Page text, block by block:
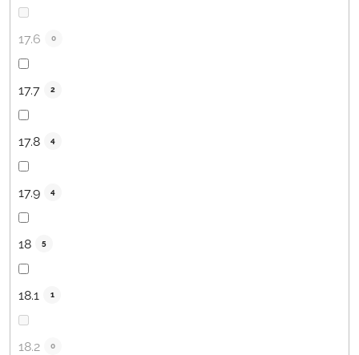
17.6 0
17.7 2
17.8 4
17.9 4
18 5
18.1 1
18.2 0